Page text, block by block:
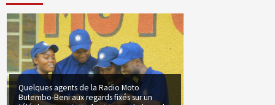
Quelques agents de la Radio Moto
Butembo-Beni aux regards fixés sur un